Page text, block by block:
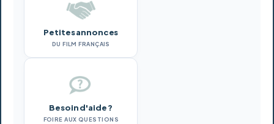
Petites annonces
DU FILM FRANÇAIS
Besoin d'aide ?
FOIRE AUX QUESTIONS